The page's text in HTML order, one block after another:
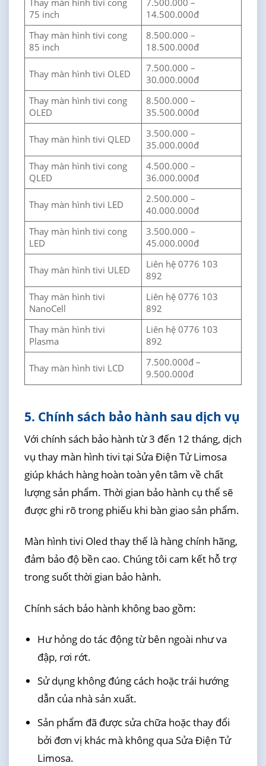
Thay màn hình tivi cong
75 inch
7.500.000 –
14.500.000đ
Thay màn hình tivi cong
85 inch
8.500.000 –
18.500.000đ
Thay màn hình tivi OLED
7.500.000 –
30.000.000đ
Thay màn hình tivi cong
OLED
8.500.000 –
35.500.000đ
Thay màn hình tivi QLED
3.500.000 –
35.000.000đ
Thay màn hình tivi cong
QLED
4.500.000 –
36.000.000đ
Thay màn hình tivi LED
2.500.000 –
40.000.000đ
Thay màn hình tivi cong
LED
3.500.000 –
45.000.000đ
Thay màn hình tivi ULED
Liên hệ 0776 103
892
Thay màn hình tivi
NanoCell
Liên hệ 0776 103
892
Thay màn hình tivi
Plasma
Liên hệ 0776 103
892
Thay màn hình tivi LCD
7.500.000đ –
9.500.000đ
5. Chính sách bảo hành sau dịch vụ
Với chính sách bảo hành từ 3 đến 12 tháng, dịch
vụ thay màn hình tivi tại Sửa Điện Tử Limosa
giúp khách hàng hoàn toàn yên tâm về chất
lượng sản phẩm. Thời gian bảo hành cụ thể sẽ
được ghi rõ trong phiếu khi bàn giao sản phẩm.
Màn hình tivi Oled thay thế là hàng chính hãng,
đảm bảo độ bền cao. Chúng tôi cam kết hỗ trợ
trong suốt thời gian bảo hành.
Chính sách bảo hành không bao gồm:
Hư hỏng do tác động từ bên ngoài như va
đập, rơi rớt.
Sử dụng không đúng cách hoặc trái hướng
dẫn của nhà sản xuất.
Sản phẩm đã được sửa chữa hoặc thay đổi
bởi đơn vị khác mà không qua Sửa Điện Tử
Limosa.